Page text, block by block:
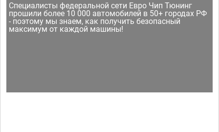
Специалисты федеральной сети Евро Чип Тюнинг
прошили более 10 000 автомобилей в 50+ городах РФ
- поэтому мы знаем, как получить безопасный
максимум от каждой машины!